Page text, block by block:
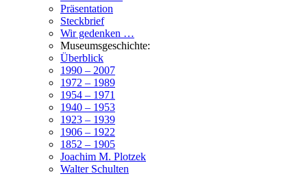
Präsentation
Steckbrief
Wir gedenken …
Museumsgeschichte:
Überblick
1990 – 2007
1972 – 1989
1954 – 1971
1940 – 1953
1923 – 1939
1906 – 1922
1852 – 1905
Joachim M. Plotzek
Walter Schulten